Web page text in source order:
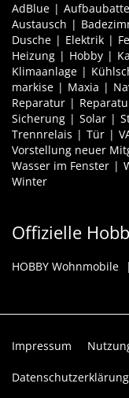
AdBlue
Austausch
Dusche
Elektrik
Heizung
Hobby
Klimaanlage
markise
Maxia
Reparatur
Sicherung
Solar
Trennrelais
Tür
Vorstellung neuer
Wasser im Fenster
Winter
Offizielle
HOBBY Wohnmobile
Impressum
Datenschutzerklärung